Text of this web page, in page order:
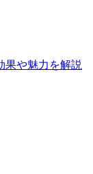
果や魅力を解説